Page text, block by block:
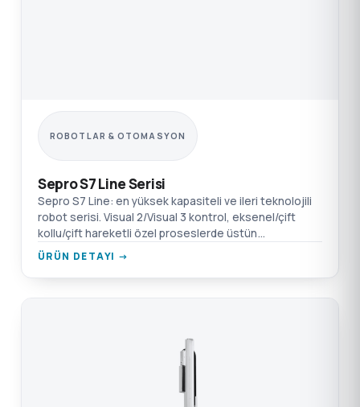
ROBOTLAR & OTOMASYON
Sepro S7 Line Serisi
Sepro S7 Line: en yüksek kapasiteli ve ileri teknolojili
robot serisi. Visual 2/Visual 3 kontrol, eksenel/çift
kollu/çift hareketli özel proseslerde üstün
performans.
ÜRÜN DETAYI →